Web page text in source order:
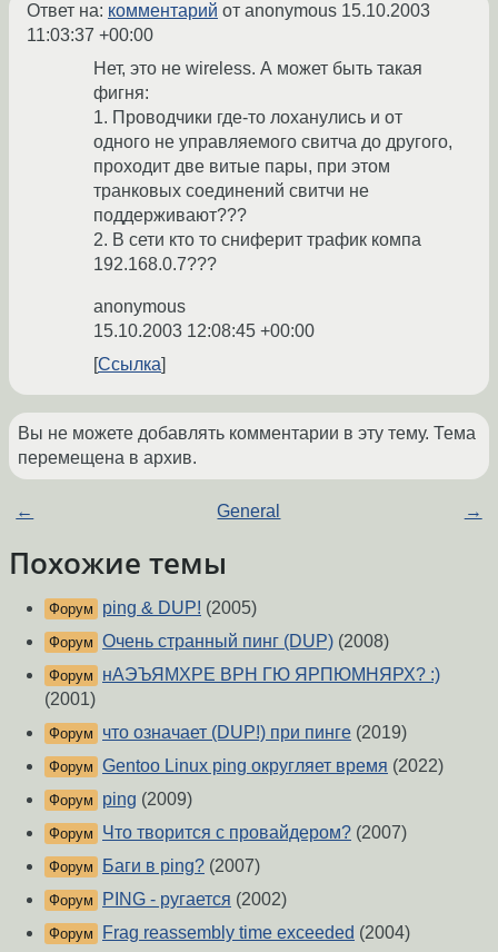
Ответ на: комментарий от anonymous 15.10.2003
11:03:37 +00:00
Нет, это не wireless. А может быть такая
фигня:
1. Проводчики где-то лоханулись и от
одного не управляемого свитча до другого,
проходит две витые пары, при этом
транковых соединений свитчи не
поддерживают???
2. В сети кто то сниферит трафик компа
192.168.0.7???
anonymous
15.10.2003 12:08:45 +00:00
Ссылка
Вы не можете добавлять комментарии в эту тему. Тема
перемещена в архив.
← General →
Похожие темы
Форум ping & DUP! (2005)
Форум Очень странный пинг (DUP) (2008)
Форум
нАЭЪЯМХРЕ ВРН ГЮ ЯРПЮМНЯРХ? :)
(2001)
Форум что означает (DUP!) при пинге (2019)
Форум Gentoo Linux ping округляет время (2022)
Форум ping (2009)
Форум Что творится с провайдером? (2007)
Форум Баги в ping? (2007)
Форум PING - ругается (2002)
Форум Frag reassembly time exceeded (2004)